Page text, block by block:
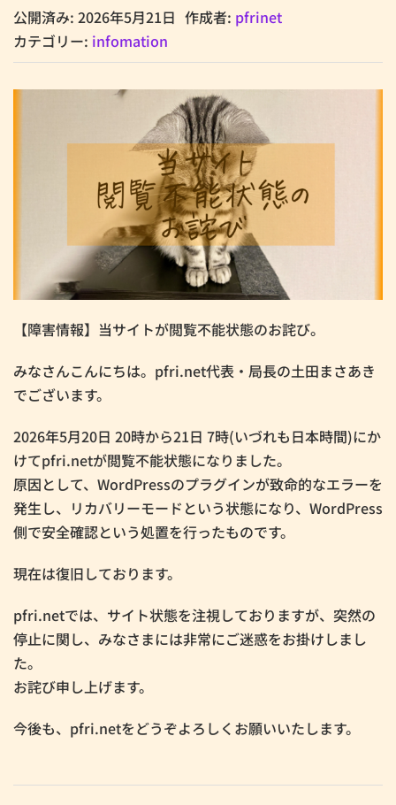
公開済み: 2026年5月21日 作成者: pfrinet
カテゴリー: infomation
【障害情報】当サイトが閲覧不能状態のお詫び。
みなさんこんにちは。pfri.net代表・局長の土田まさあき
でございます。
2026年5月20日 20時から21日 7時(いづれも日本時間)にか
けてpfri.netが閲覧不能状態になりました。
原因として、WordPressのプラグインが致命的なエラーを
発生し、リカバリーモードという状態になり、WordPress
側で安全確認という処置を行ったものです。
現在は復旧しております。
pfri.netでは、サイト状態を注視しておりますが、突然の
停止に関し、みなさまには非常にご迷惑をお掛けしまし
た。
お詫び申し上げます。
今後も、pfri.netをどうぞよろしくお願いいたします。